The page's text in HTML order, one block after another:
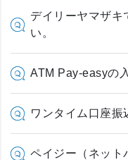
デイリーヤマザキ
い。
ATM Pay-easyの
ワンタイム口座振
ペイジー（ネット